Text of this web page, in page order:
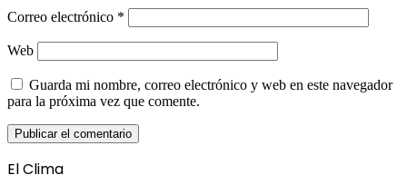
Correo electrónico *
Web
Guarda mi nombre, correo electrónico y web en este navegador
para la próxima vez que comente.
El Clima